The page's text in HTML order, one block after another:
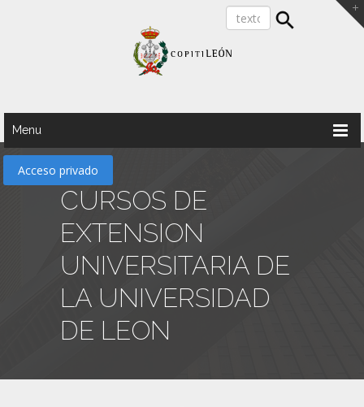
Menu
Acceso privado
CURSOS DE
EXTENSION
UNIVERSITARIA DE
LA UNIVERSIDAD
DE LEON